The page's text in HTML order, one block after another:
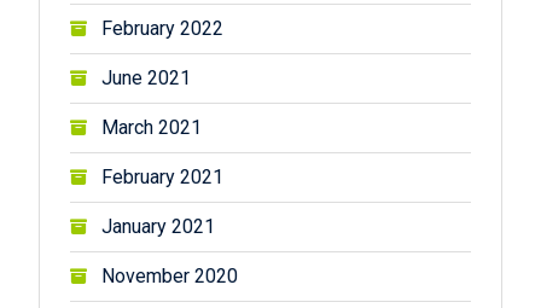
February 2022
June 2021
March 2021
February 2021
January 2021
November 2020